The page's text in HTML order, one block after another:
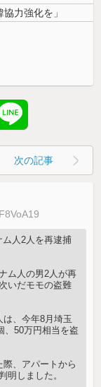
力強化を」
次の記事
人2人を再逮捕
ム人の男2人が再
いだモモの盗難
、今年8月埼玉
、50万円相当を盗
、アパートから
明しました。